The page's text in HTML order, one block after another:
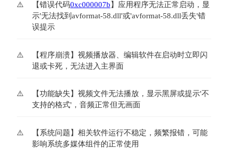
【错误代码0xc000007b 】应用程序无法正常启动，显
示'无法找到avformat-58.dll'或'avformat-58.dll丢失'错
误提示
【程序崩溃】视频播放器、编辑软件在启动时立即闪
退或卡死，无法进入主界面
【功能缺失】视频文件无法播放，显示黑屏或提示'不
支持的格式'，音频正常但无画面
【系统问题】相关软件运行不稳定，频繁报错，可能
影响系统多媒体组件的正常使用